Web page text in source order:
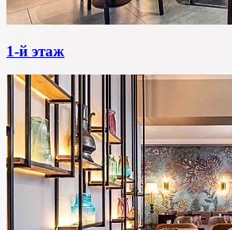
1-й этаж